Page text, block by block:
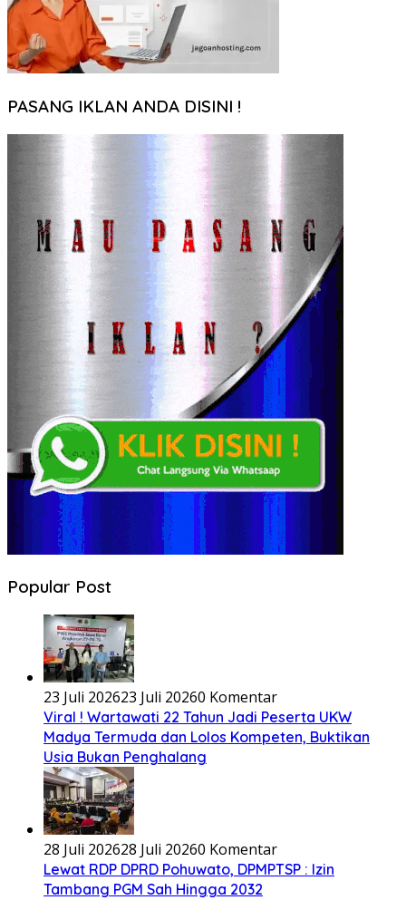
PASANG IKLAN ANDA DISINI !
Popular Post
23 Juli 202623 Juli 20260 Komentar
Viral ! Wartawati 22 Tahun Jadi Peserta UKW
Madya Termuda dan Lolos Kompeten, Buktikan
Usia Bukan Penghalang
28 Juli 202628 Juli 20260 Komentar
Lewat RDP DPRD Pohuwato, DPMPTSP : Izin
Tambang PGM Sah Hingga 2032